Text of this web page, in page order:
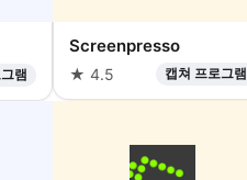
램
Screenpresso
★ 4.5 캡쳐 프로그램